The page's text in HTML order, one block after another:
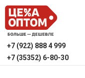
+7 (922) 888 4 999
+7 (35352) 6-80-30